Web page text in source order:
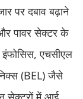
पर दबाव बढ़ाने
पावर सेक्टर के
इंफोसिस, एचसीएल
(BEL) जैसे